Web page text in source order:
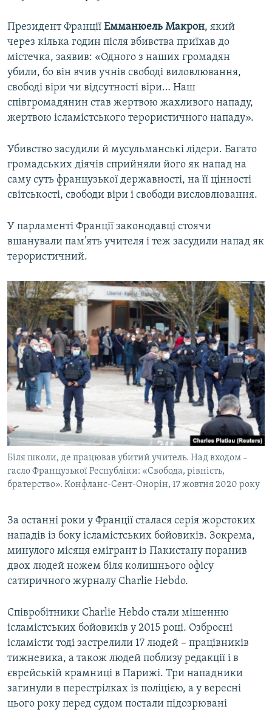
Президент Франції Емманюель Макрон, який
через кілька годин після вбивства приїхав до
містечка, заявив: «Одного з наших громадян
убили, бо він вчив учнів свободі виловлювання,
свободі віри чи відсутності віри… Наш
співгромадянин став жертвою жахливого нападу,
жертвою ісламістського терористичного нападу».
Убивство засудили й мусульманські лідери. Багато
громадських діячів сприйняли його як напад на
саму суть французької державності, на її цінності
світськості, свободи віри і свободи висловлювання.
У парламенті Франції законодавці стоячи
вшанували пам’ять учителя і теж засудили напад як
терористичний.
Біля школи, де працював убитий учитель. Над входом –
гасло Французької Республіки: «Свобода, рівність,
братерство». Конфланс-Сент-Онорін, 17 жовтня 2020 року
За останні роки у Франції сталася серія жорстоких
нападів із боку ісламістських бойовиків. Зокрема,
минулого місяця емігрант із Пакистану поранив
двох людей ножем біля колишнього офісу
сатиричного журналу Charlie Hebdo.
Співробітники Charlie Hebdo стали мішенню
ісламістських бойовиків у 2015 році. Озброєні
ісламісти тоді застрелили 17 людей – працівників
тижневика, а також людей поблизу редакції і в
єврейській крамниці в Парижі. Три нападники
загинули в перестрілках із поліцією, а у вересні
цього року перед судом постали підозрювані